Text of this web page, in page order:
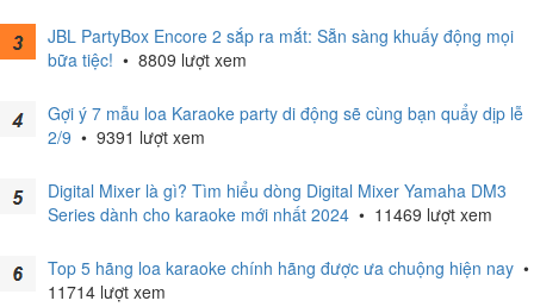
JBL PartyBox Encore 2 sắp ra mắt: Sẵn sàng khuấy động mọi
bữa tiệc! • 8809 lượt xem
Gợi ý 7 mẫu loa Karaoke party di động sẽ cùng bạn quẩy dịp lễ
2/9 • 9391 lượt xem
Digital Mixer là gì? Tìm hiểu dòng Digital Mixer Yamaha DM3
Series dành cho karaoke mới nhất 2024 • 11469 lượt xem
Top 5 hãng loa karaoke chính hãng được ưa chuộng hiện nay •
11714 lượt xem